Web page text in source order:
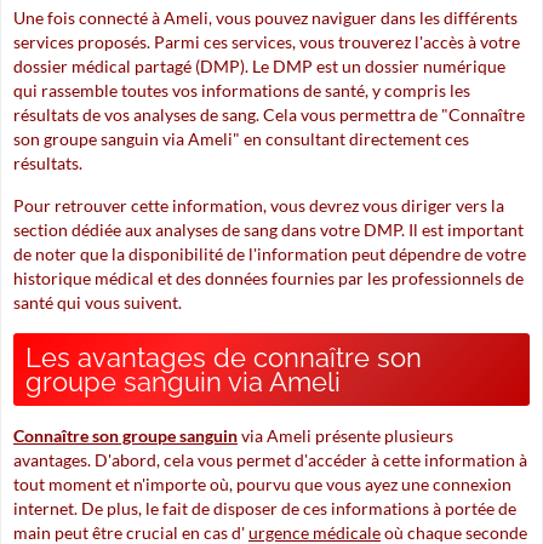
Une fois connecté à Ameli, vous pouvez naviguer dans les différents
services proposés. Parmi ces services, vous trouverez l'accès à votre
dossier médical partagé (DMP). Le DMP est un dossier numérique
qui rassemble toutes vos informations de santé, y compris les
résultats de vos analyses de sang. Cela vous permettra de "Connaître
son groupe sanguin via Ameli" en consultant directement ces
résultats.
Pour retrouver cette information, vous devrez vous diriger vers la
section dédiée aux analyses de sang dans votre DMP. Il est important
de noter que la disponibilité de l'information peut dépendre de votre
historique médical et des données fournies par les professionnels de
santé qui vous suivent.
Les avantages de connaître son
groupe sanguin via Ameli
Connaître son groupe sanguinvia Ameli présente plusieurs
avantages. D'abord, cela vous permet d'accéder à cette information à
tout moment et n'importe où, pourvu que vous ayez une connexion
internet. De plus, le fait de disposer de ces informations à portée de
main peut être crucial en cas d'urgence médicaleoù chaque seconde